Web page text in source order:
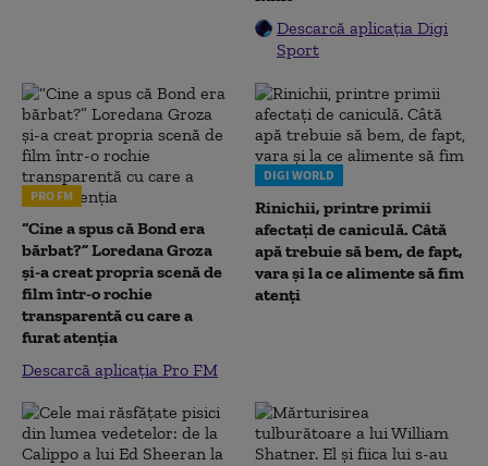
Descarcă aplicația Digi
Sport
PRO FM
“Cine a spus că Bond era
bărbat?” Loredana Groza
și-a creat propria scenă de
film într-o rochie
transparentă cu care a
furat atenția
Descarcă aplicația Pro FM
DIGI WORLD
Rinichii, printre primii
afectați de caniculă. Câtă
apă trebuie să bem, de fapt,
vara și la ce alimente să fim
atenți